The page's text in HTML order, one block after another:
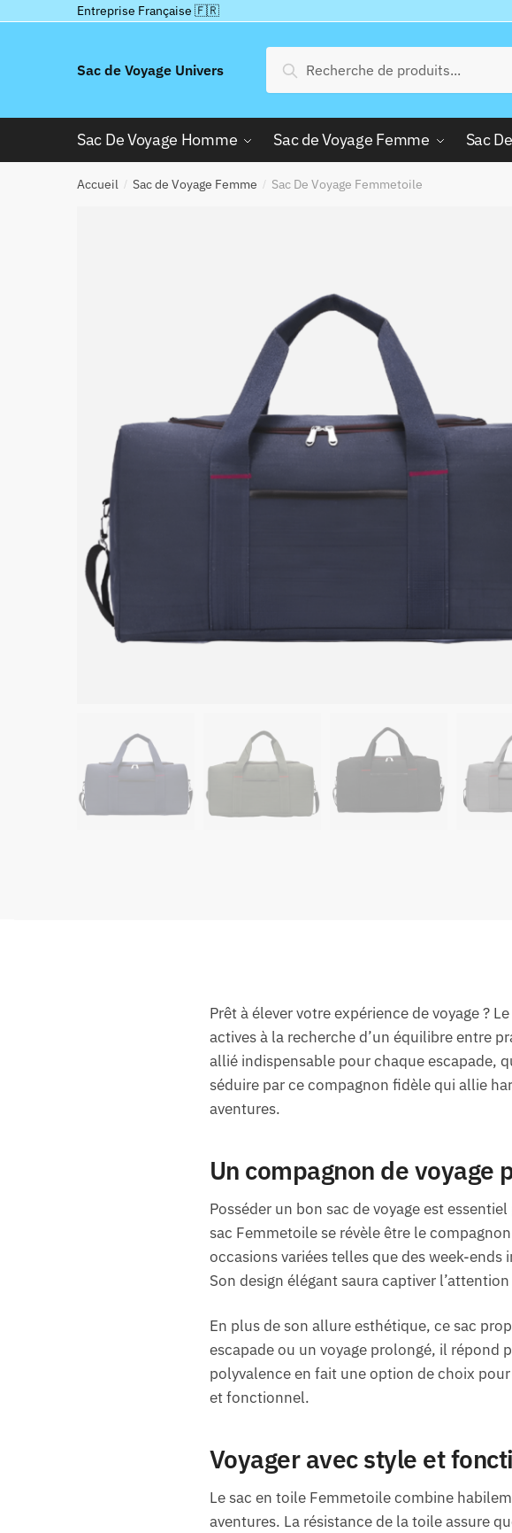
Entreprise Française 🇫🇷
Sac de Voyage Univers
pour :
Recherche
Sac De Voyage Homme Sac de Voyage Femme Sac
Accueil / Sac de Voyage Femme / Sac De Voyage Femmetoile
Prêt à élever votre expérience de voyage ?
actives à la recherche d’un équilibre entre
allié indispensable pour chaque escapade,
séduire par ce compagnon fidèle qui allie
aventures.
Un compagnon de
Posséder un bon sac de voyage est
sac Femmetoile se révèle être le
occasions variées telles que des week-ends
Son design élégant saura captiver
En plus de son allure esthétique, ce sac
escapade ou un voyage prolongé, il répond
polyvalence en fait une option de choix
et fonctionnel.
Voyager avec style et
Le sac en toile Femmetoile combine
aventures. La résistance de la toile assure